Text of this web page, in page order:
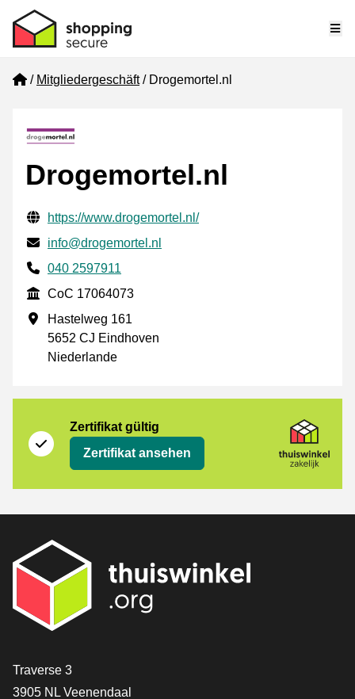
Home
Mitgliedergeschäft Drogemortel.nl
Drogemortel.nl
Geprüfte Kontaktinformationen
Website URL
https://www.drogemortel.nl/
E-mail
info@drogemortel.nl
Phone number
040 2597911
CoC
CoC 17064073
Geschäftsadresse
Hastelweg 161
5652 CJ Eindhoven
Niederlande
Zertifikat gültig
Zertifikat ansehen
[_General:Contact]
Traverse 3
3905 NL Veenendaal